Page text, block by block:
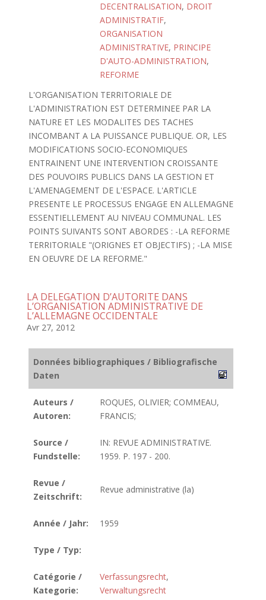
DECENTRALISATION, DROIT
ADMINISTRATIF,
ORGANISATION
ADMINISTRATIVE, PRINCIPE
D'AUTO-ADMINISTRATION,
REFORME
L'ORGANISATION TERRITORIALE DE
L'ADMINISTRATION EST DETERMINEE PAR LA
NATURE ET LES MODALITES DES TACHES
INCOMBANT A LA PUISSANCE PUBLIQUE. OR, LES
MODIFICATIONS SOCIO-ECONOMIQUES
ENTRAINENT UNE INTERVENTION CROISSANTE
DES POUVOIRS PUBLICS DANS LA GESTION ET
L'AMENAGEMENT DE L'ESPACE. L'ARTICLE
PRESENTE LE PROCESSUS ENGAGE EN ALLEMAGNE
ESSENTIELLEMENT AU NIVEAU COMMUNAL. LES
POINTS SUIVANTS SONT ABORDES : -LA REFORME
TERRITORIALE "(ORIGNES ET OBJECTIFS) ; -LA MISE
EN OEUVRE DE LA REFORME."
LA DELEGATION D’AUTORITE DANS
L’ORGANISATION ADMINISTRATIVE DE
L’ALLEMAGNE OCCIDENTALE
Avr 27, 2012
Données bibliographiques / Bibliografische
Daten
Auteurs /
Autoren:
ROQUES, OLIVIER; COMMEAU,
FRANCIS;
Source /
Fundstelle:
IN: REVUE ADMINISTRATIVE.
1959. P. 197 - 200.
Revue /
Zeitschrift:
Revue administrative (la)
Année / Jahr: 1959
Type / Typ:
Catégorie /
Kategorie:
Verfassungsrecht,
Verwaltungsrecht